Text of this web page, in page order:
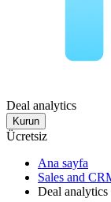
Deal analytics
Kurun
Ücretsiz
Ana sayfa
Sales and
Deal analytics